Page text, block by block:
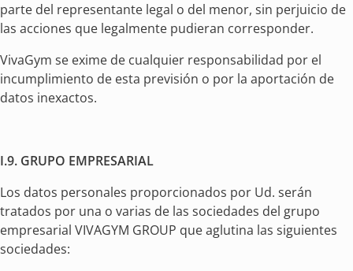
parte del representante legal o del menor, sin perjuicio de
las acciones que legalmente pudieran corresponder.
VivaGym se exime de cualquier responsabilidad por el
incumplimiento de esta previsión o por la aportación de
datos inexactos.
I.9. GRUPO EMPRESARIAL
Los datos personales proporcionados por Ud. serán
tratados por una o varias de las sociedades del grupo
empresarial VIVAGYM GROUP que aglutina las siguientes
sociedades: